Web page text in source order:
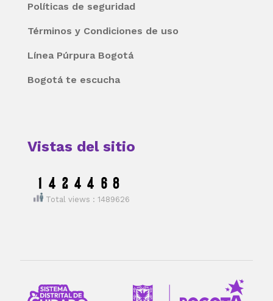
Políticas de seguridad
Términos y Condiciones de uso
Línea Púrpura Bogotá
Bogotá te escucha
Vistas del sitio
Total views : 1489626